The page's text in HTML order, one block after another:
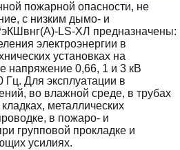
пожарной опасности, не
с низким дымо- и
LS-ХЛ предназначены:
электроэнергии в
установках на
напряжение 0,66, 1 и 3 кВ
Гц. Для эксплуатации в
во влажной среде, в трубах
металлических
в пожаро- и
групповой прокладке и
усилиях.